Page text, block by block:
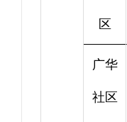
区
广华
社区